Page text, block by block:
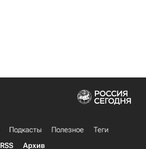
Подкасты Полезное
Теги
RSS Архив